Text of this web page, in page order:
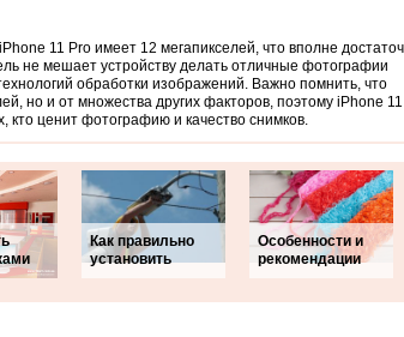
11 Pro имеет 12 мегапикселей, что вполне
не мешает устройству делать отличные фотографии
обработки изображений. Важно помнить, что
но и от множества других факторов, поэтому iPhone 11
кто ценит фотографию и качество снимков.
Как правильно
установить
Особенности и
рекомендации